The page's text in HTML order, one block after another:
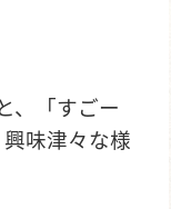
、「すごー
味津々な様